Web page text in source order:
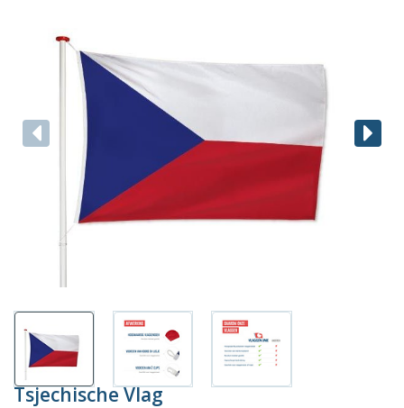
Tsjechische Vlag